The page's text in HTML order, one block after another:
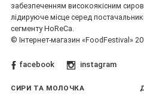
забезпеченням високоякісним
лідируюче місце серед
сегменту HoReCa.
© Інтернет-магазин «FoodFestival»
facebook instagram
СИРИ ТА МОЛОЧКА